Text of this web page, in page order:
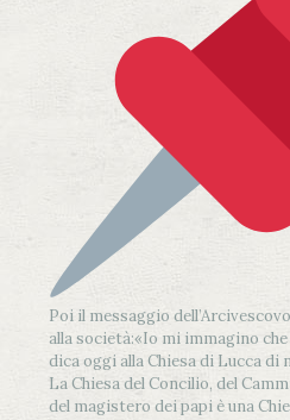
Poi il messaggio
alla società:«Io mi immagino che
dica oggi alla Chiesa di Lucca di
La Chiesa del Concilio, del
del magistero dei papi è una